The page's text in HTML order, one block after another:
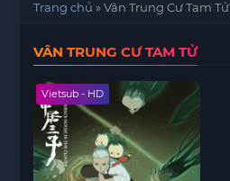
Trang chủ »Vân Trung Cư Tam Tử
VÂN TRUNG CƯ TAM TỬ
Vietsub - HD